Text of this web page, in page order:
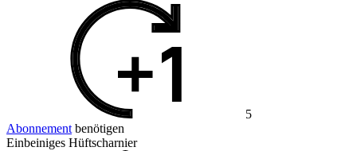
5
Abonnement benötigen
Einbeiniges Hüftscharnier